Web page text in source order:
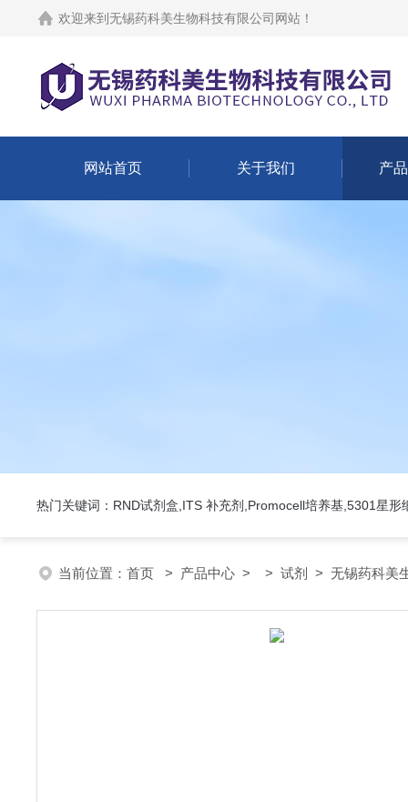
欢迎来到 无锡药科美生物科技有限公司网站 ！
网站首页 关于我们 产
热门关键词：RND试剂盒,ITS 补充剂,Promocell培养基,5301星形
当前位置： 首页 > 产品中心 > > 试剂 > 无锡药科美